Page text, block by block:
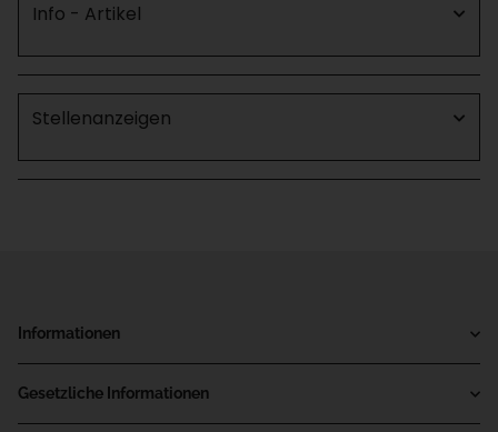
Info - Artikel
Stellenanzeigen
Informationen
Gesetzliche Informationen